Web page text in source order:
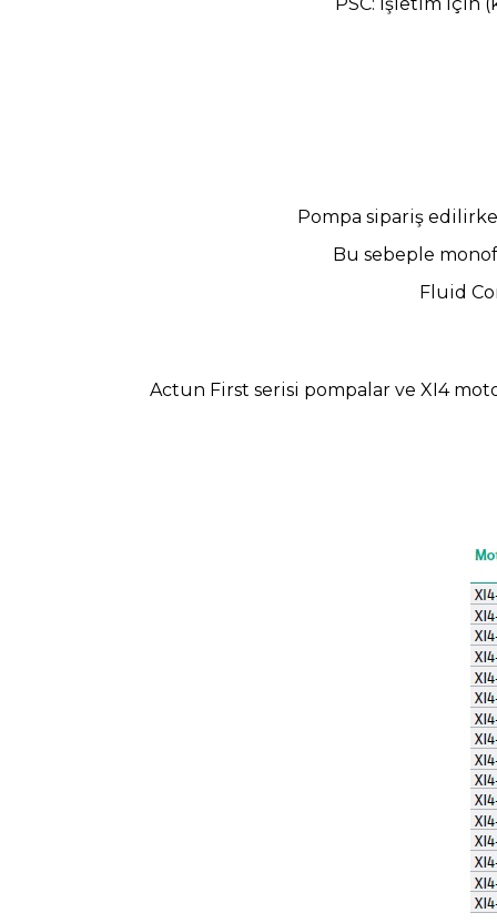
Pompa sipariş
Bu sebeple
Fluid
Actun First serisi pompalar ve XI4